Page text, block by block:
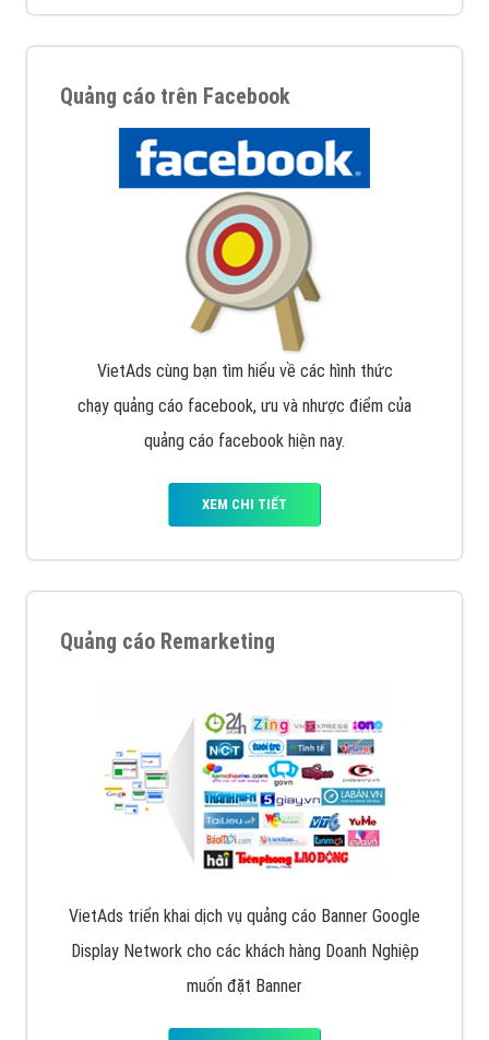
Quảng cáo trên Facebook
VietAds cùng bạn tìm hiểu về các hình thức
chạy quảng cáo facebook, ưu và nhược điểm của
quảng cáo facebook hiện nay.
XEM CHI TIẾT
Quảng cáo Remarketing
VietAds triển khai dịch vụ quảng cáo Banner Google
Display Network cho các khách hàng Doanh Nghiệp
muốn đặt Banner